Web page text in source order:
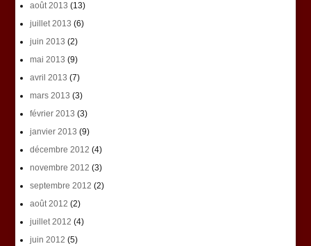
août 2013 (13)
juillet 2013 (6)
juin 2013 (2)
mai 2013 (9)
avril 2013 (7)
mars 2013 (3)
février 2013 (3)
janvier 2013 (9)
décembre 2012 (4)
novembre 2012 (3)
septembre 2012 (2)
août 2012 (2)
juillet 2012 (4)
juin 2012 (5)